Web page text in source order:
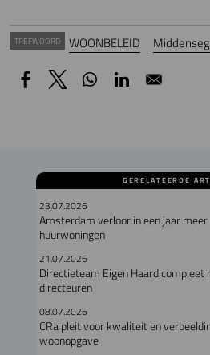
TREFWOORD WOONBELEID
GERELATEERDE
23.07.2026
Amsterdam verloor in een jaar
huurwoningen
21.07.2026
Directieteam Eigen Haard
directeuren
08.07.2026
CRa pleit voor kwaliteit en
woonopgave